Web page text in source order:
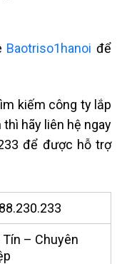
Baotriso1hanoi để
kiếm công ty lắp
hãy liên hệ ngay
để được hỗ trợ
Tín – Chuyên